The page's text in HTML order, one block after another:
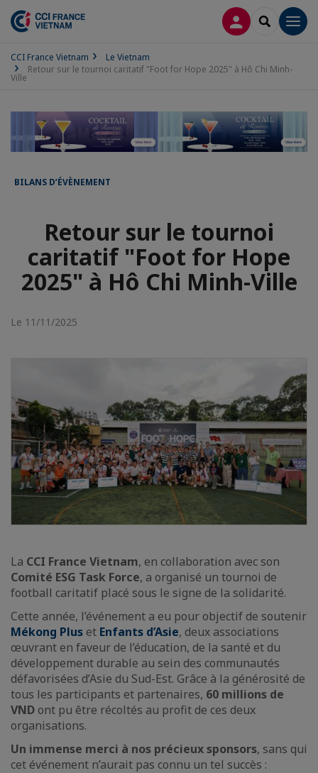
CONNEXION
CCI France Vietnam
Le Vietnam
Retour sur le tournoi caritatif "Foot for Hope 2025" à Hô Chi Minh-
Ville
BILANS D’ÉVÈNEMENT
Retour sur le tournoi
caritatif "Foot for Hope
2025" à Hô Chi Minh-Ville
Le 11/11/2025
La CCI France Vietnam, en collaboration avec son
Comité ESG Task Force, a organisé un tournoi de
football caritatif placé sous le signe de la solidarité.
Cette année, l’événement a eu pour objectif de soutenir
Mékong Plus et Enfants d’Asie, deux associations
œuvrant en faveur de l’éducation, de la santé et du
développement durable au sein des communautés
défavorisées d’Asie du Sud-Est. Grâce à la générosité de
tous les participants et partenaires, 60 millions de
VND ont pu être récoltés au profit de ces deux
organisations.
Un immense merci à nos précieux sponsors, sans qui
cet événement n’aurait pas connu un tel succès :